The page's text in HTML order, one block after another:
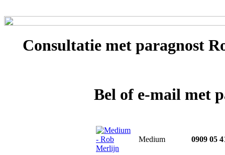
Consultatie met paragnost
Bel of e-mail met
Medium 0909 05